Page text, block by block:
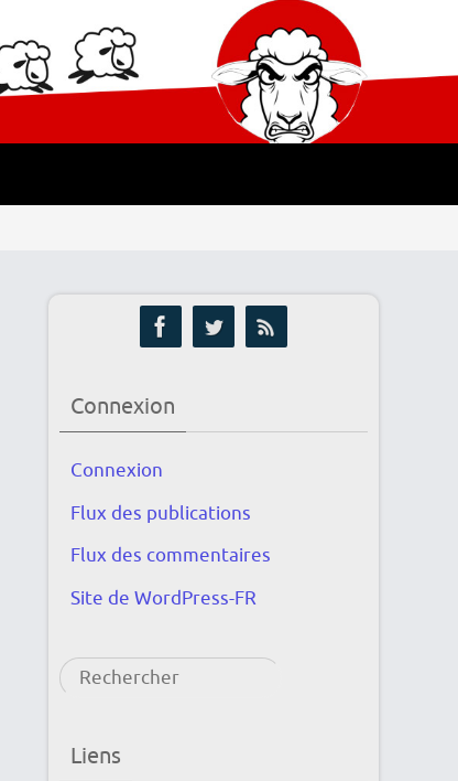
Connexion
Connexion
Flux des publications
Flux des commentaires
Site de WordPress-FR
Rechercher
Liens